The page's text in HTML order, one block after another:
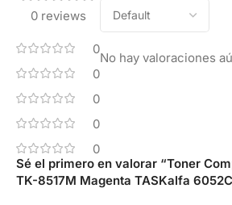
0 reviews
0
0
0
0
0
No hay valoraciones
Sé el primero en valorar “Toner
TK-8517M Magenta TASKalfa